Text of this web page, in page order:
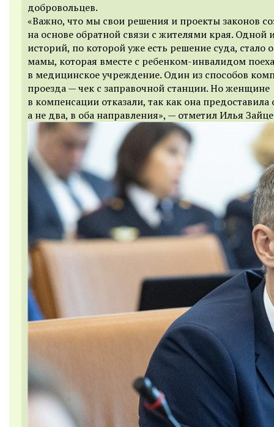
добровольцев.
«Важно, что мы свои решения и проекты законов
на основе обратной связи с жителями края. Одной
историй, по которой уже есть решение суда, стало
мамы, которая вместе с ребенком-инвалидом
в медицинское учреждение. Один из способов
проезда — чек с заправочной станции. Но женщине
в компенсации отказали, так как она предоставила
а не два, в оба направления», — отметил Илья